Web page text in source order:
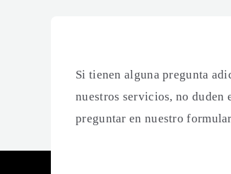
Si tienen alguna pregunta
nuestros servicios, no duden
preguntar en nuestro